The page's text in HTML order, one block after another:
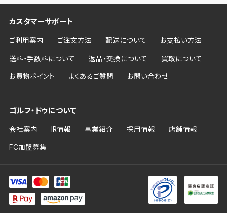
カスタマーサポート
ご利用案内 ご注文方法 配送について お支払い方法
送料・手数料について 返品・交換について 買取について
お買物ポイント よくあるご質問 お問い合わせ
ゴルフ・ドゥについて
会社案内 IR情報 事業紹介 採用情報 店舗情報
FC加盟募集